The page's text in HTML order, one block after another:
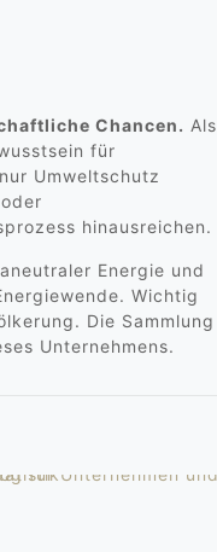
Chancen. Als
für
Umweltschutz
hinausreichen.
Energie und
Wichtig
Die Sammlung
Unternehmens.